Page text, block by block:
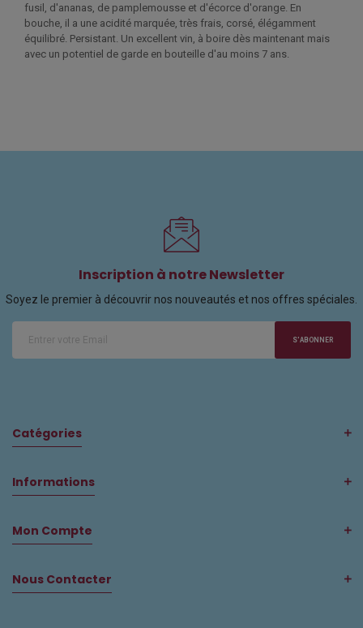
fusil, d'ananas, de pamplemousse et d'écorce d'orange. En
bouche, il a une acidité marquée, très frais, corsé, élégamment
équilibré. Persistant. Un excellent vin, à boire dès maintenant mais
avec un potentiel de garde en bouteille d'au moins 7 ans.
Inscription à notre Newsletter
Soyez le premier à découvrir nos nouveautés et nos offres spéciales.
S'ABONNER
Catégories
Informations
Mon Compte
Nous Contacter